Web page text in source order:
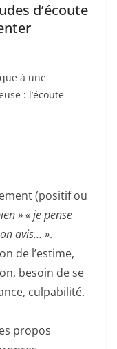
d’écoute
à une
: l’écoute
(positif ou
» « je pense
avis… ».
de l’estime,
besoin de se
culpabilité.
propos